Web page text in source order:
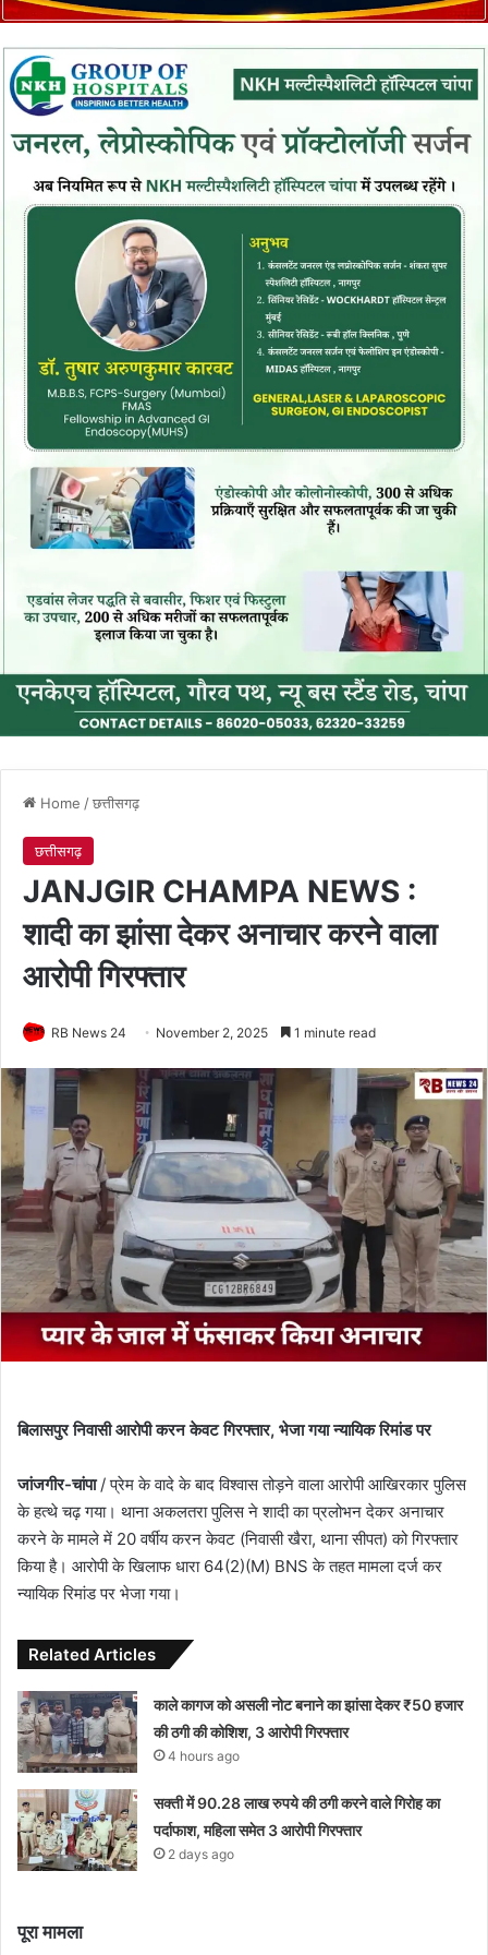
Home /छत्तीसगढ़
छत्तीसगढ़
JANJGIR CHAMPA NEWS :
शादी का झांसा देकर अनाचार करने वाला
आरोपी गिरफ्तार
RB News 24 November 2, 2025 1 minute read
बिलासपुर निवासी आरोपी करन केवट गिरफ्तार, भेजा गया न्यायिक रिमांड पर
जांजगीर-चांपा/ प्रेम के वादे के बाद विश्वास तोड़ने वाला आरोपी आखिरकार पुलिस
के हत्थे चढ़ गया। थाना अकलतरा पुलिस ने शादी का प्रलोभन देकर अनाचार
करने के मामले में 20 वर्षीय करन केवट (निवासी खैरा, थाना सीपत) को गिरफ्तार
किया है। आरोपी के खिलाफ धारा 64(2)(M) BNS के तहत मामला दर्ज कर
न्यायिक रिमांड पर भेजा गया।
Related Articles
काले कागज को असली नोट बनाने का झांसा देकर ₹50 हजार
की ठगी की कोशिश, 3 आरोपी गिरफ्तार
4 hours ago
सक्ती में 90.28 लाख रुपये की ठगी करने वाले गिरोह का
पर्दाफाश, महिला समेत 3 आरोपी गिरफ्तार
2 days ago
पूरा मामला